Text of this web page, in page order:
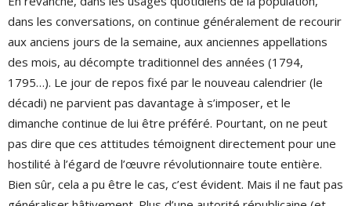
dans les conversations, on continue généralement de recourir
aux anciens jours de la semaine, aux anciennes appellations
des mois, au décompte traditionnel des années (1794,
1795…). Le jour de repos fixé par le nouveau calendrier (le
décadi) ne parvient pas davantage à s’imposer, et le
dimanche continue de lui être préféré. Pourtant, on ne peut
pas dire que ces attitudes témoignent directement pour une
hostilité à l’égard de l’œuvre révolutionnaire toute entière.
Bien sûr, cela a pu être le cas, c’est évident. Mais il ne faut pas